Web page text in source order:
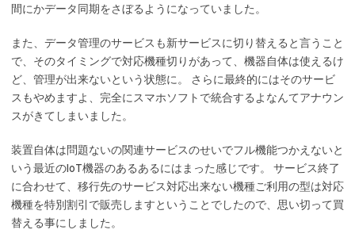
間にかデータ同期をさぼるようになっていました。
また、データ管理のサービスも新サービスに切り替えると言うこと
で、そのタイミングで対応機種切りがあって、機器自体は使えるけ
ど、管理が出来ないという状態に。 さらに最終的にはそのサービ
スもやめますよ、完全にスマホソフトで統合するよなんてアナウン
スがきてしまいました。
装置自体は問題ないの関連サービスのせいでフル機能つかえないと
いう最近のIoT機器のあるあるにはまった感じです。 サービス終了
に合わせて、移行先のサービス対応出来ない機種ご利用の型は対応
機種を特別割引で販売しますということでしたので、思い切って買
替える事にしました。